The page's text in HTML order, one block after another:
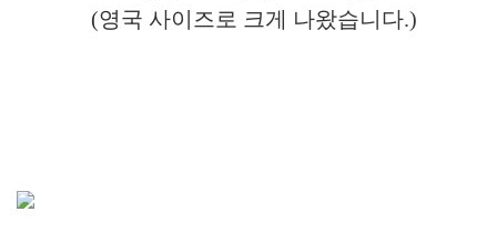
(영국 사이즈로 크게 나왔습니다.)